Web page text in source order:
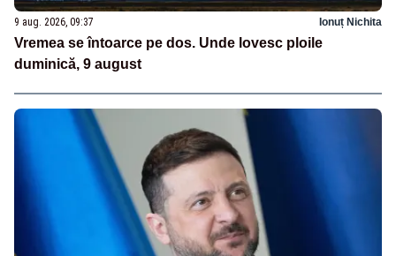
9 aug. 2026, 09:37 Ionuț Nichita
Vremea se întoarce pe dos. Unde lovesc ploile
duminică, 9 august